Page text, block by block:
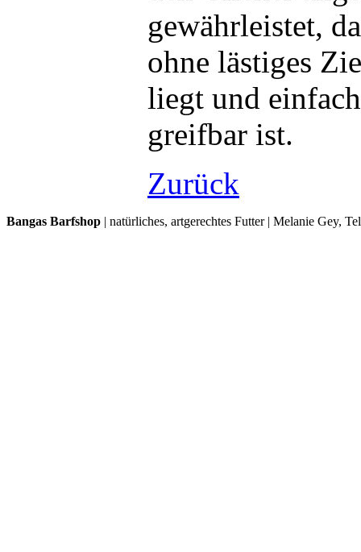
gewährleistet,
ohne lästiges
liegt und
greifbar ist.
Zurück
Bangas Barfshop | natürliches, artgerechtes Futter | Melanie Gey,